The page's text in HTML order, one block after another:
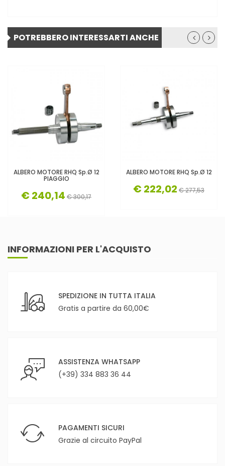
POTREBBERO INTERESSARTI ANCHE
ALBERO MOTORE RHQ Sp.Ø 12
PIAGGIO
€ 240,14 € 300,17
ALBERO MOTORE RHQ Sp.Ø 12
€ 222,02 € 277,53
INFORMAZIONI PER L'ACQUISTO
SPEDIZIONE IN TUTTA ITALIA
Gratis a partire da 60,00€
ASSISTENZA WHATSAPP
(+39) 334 883 36 44
PAGAMENTI SICURI
Grazie al circuito PayPal